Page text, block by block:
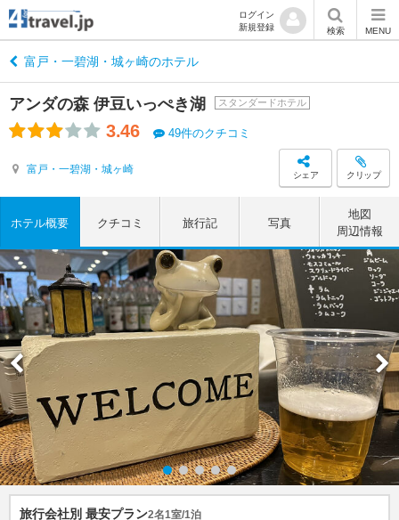
ログイン
新規登録
検索 MENU
富戸・一碧湖・城ヶ崎のホテル
アンダの森 伊豆いっぺき湖 スタンダードホテル
3.46 49件のクチコミ
富戸・一碧湖・城ヶ崎 シェア クリップ
ホテル概要 クチコミ 旅行記 写真
地図
周辺情報
旅行会社別 最安プラン2名1室/1泊